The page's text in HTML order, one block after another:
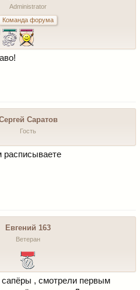
Administrator
Команда форума
Cаратов
Гость
расписываете
Евгений 163
Ветеран
сапёры , смотрели первым